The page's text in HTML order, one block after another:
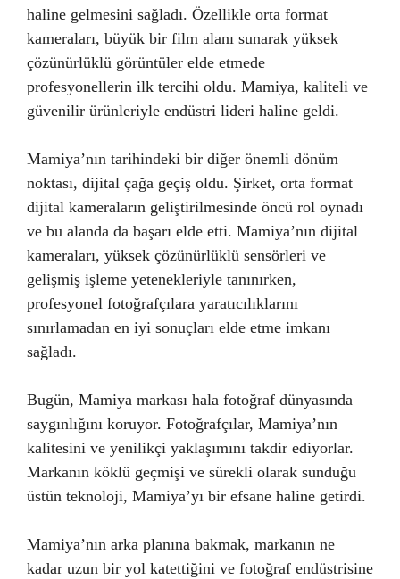
haline gelmesini sağladı. Özellikle orta format
kameraları, büyük bir film alanı sunarak yüksek
çözünürlüklü görüntüler elde etmede
profesyonellerin ilk tercihi oldu. Mamiya, kaliteli ve
güvenilir ürünleriyle endüstri lideri haline geldi.
Mamiya’nın tarihindeki bir diğer önemli dönüm
noktası, dijital çağa geçiş oldu. Şirket, orta format
dijital kameraların geliştirilmesinde öncü rol oynadı
ve bu alanda da başarı elde etti. Mamiya’nın dijital
kameraları, yüksek çözünürlüklü sensörleri ve
gelişmiş işleme yetenekleriyle tanınırken,
profesyonel fotoğrafçılara yaratıcılıklarını
sınırlamadan en iyi sonuçları elde etme imkanı
sağladı.
Bugün, Mamiya markası hala fotoğraf dünyasında
saygınlığını koruyor. Fotoğrafçılar, Mamiya’nın
kalitesini ve yenilikçi yaklaşımını takdir ediyorlar.
Markanın köklü geçmişi ve sürekli olarak sunduğu
üstün teknoloji, Mamiya’yı bir efsane haline getirdi.
Mamiya’nın arka planına bakmak, markanın ne
kadar uzun bir yol katettiğini ve fotoğraf endüstrisine